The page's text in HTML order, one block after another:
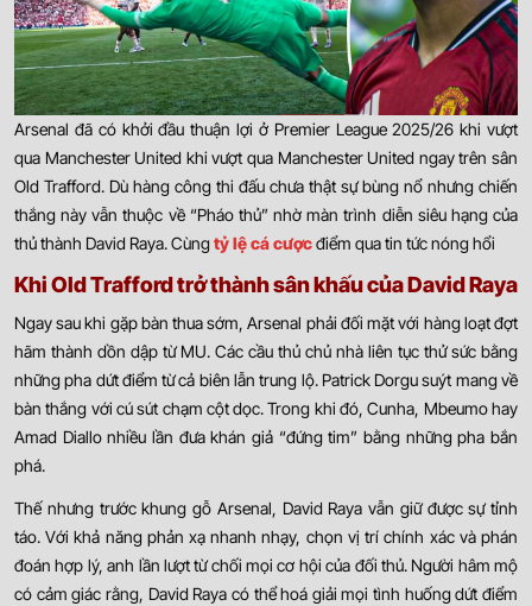
Arsenal đã có khởi đầu thuận lợi ở Premier League 2025/26 khi vượt
qua Manchester United khi vượt qua Manchester United ngay trên sân
Old Trafford. Dù hàng công thi đấu chưa thật sự bùng nổ nhưng chiến
thắng này vẫn thuộc về “Pháo thủ” nhờ màn trình diễn siêu hạng của
thủ thành David Raya.Cùngtỷ lệ cá cượcđiểm qua tin tức nóng hổi
Khi Old Trafford trở thành sân khấu của David Raya
Ngay sau khi gặp bàn thua sớm, Arsenal phải đối mặt với hàng loạt đợt
hãm thành dồn dập từ MU. Các cầu thủ chủ nhà liên tục thử sức bằng
những pha dứt điểm từ cả biên lẫn trung lộ. Patrick Dorgu suýt mang về
bàn thắng với cú sút chạm cột dọc. Trong khi đó, Cunha, Mbeumo hay
Amad Diallo nhiều lần đưa khán giả “đứng tim” bằng những pha bắn
phá.
Thế nhưng trước khung gỗ Arsenal, David Raya vẫn giữ được sự tỉnh
táo. Với khả năng phản xạ nhanh nhạy, chọn vị trí chính xác và phán
đoán hợp lý, anh lần lượt từ chối mọi cơ hội của đối thủ. Người hâm mộ
có cảm giác rằng, David Raya có thể hoá giải mọi tình huống dứt điểm